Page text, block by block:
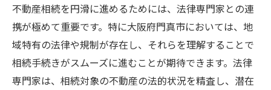
不動産相続を円滑に進めるためには、法律専門家との連
携が極めて重要です。特に大阪府門真市においては、地
域特有の法律や規制が存在し、それらを理解することで
相続手続きがスムーズに進むことが期待できます。法律
専門家は、相続対象の不動産の法的状況を精査し、潜在